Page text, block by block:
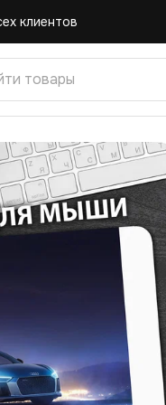
10.000 руб.